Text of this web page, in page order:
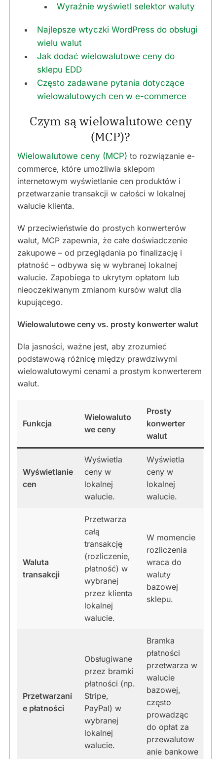
Wyraźnie wyświetl selektor waluty
Najlepsze wtyczki WordPress do obsługi
wielu walut
Jak dodać wielowalutowe ceny do
sklepu EDD
Często zadawane pytania dotyczące
wielowalutowych cen w e-commerce
Czym są wielowalutowe ceny
(MCP)?
Wielowalutowe ceny (MCP) to rozwiązanie e-
commerce, które umożliwia sklepom
internetowym wyświetlanie cen produktów i
przetwarzanie transakcji w całości w lokalnej
walucie klienta.
W przeciwieństwie do prostych konwerterów
walut, MCP zapewnia, że całe doświadczenie
zakupowe – od przeglądania po finalizację i
płatność – odbywa się w wybranej lokalnej
walucie. Zapobiega to ukrytym opłatom lub
nieoczekiwanym zmianom kursów walut dla
kupującego.
Wielowalutowe ceny vs. prosty konwerter walut
Dla jasności, ważne jest, aby zrozumieć
podstawową różnicę między prawdziwymi
wielowalutowymi cenami a prostym konwerterem
walut.
Funkcja
Wielowaluto
we ceny
Prosty
konwerter
walut
Wyświetlanie
cen
Wyświetla
ceny w
lokalnej
walucie.
Wyświetla
ceny w
lokalnej
walucie.
Waluta
transakcji
Przetwarza
całą
transakcję
(rozliczenie,
płatność) w
wybranej
przez klienta
lokalnej
walucie.
W momencie
rozliczenia
wraca do
waluty
bazowej
sklepu.
Przetwarzani
e płatności
Obsługiwane
przez bramki
płatności (np.
Stripe,
PayPal) w
wybranej
lokalnej
walucie.
Bramka
płatności
przetwarza w
walucie
bazowej,
często
prowadząc
do opłat za
przewalutow
anie bankowe